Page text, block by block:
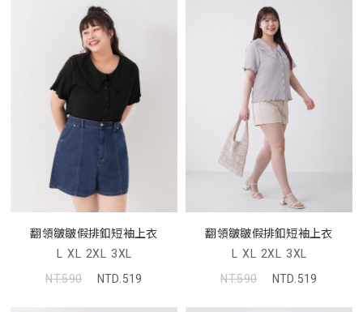
翻領皺皺假排釦短袖上衣
L XL 2XL 3XL
NT.590
NTD.519
翻領皺皺假排釦短袖上衣
L XL 2XL 3XL
NT.590
NTD.519